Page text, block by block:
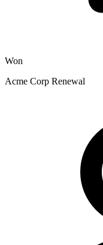
Won
Acme Corp Renewal